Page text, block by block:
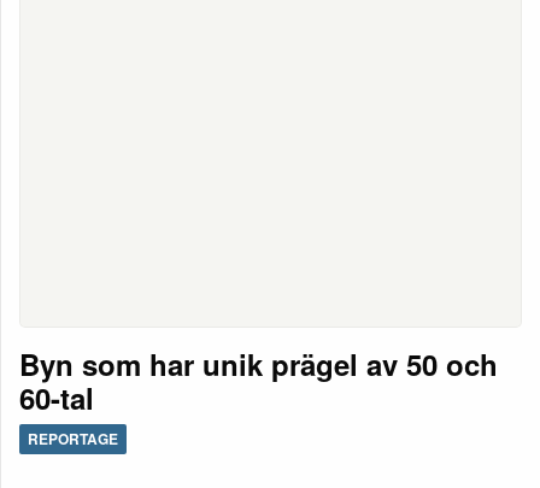
Byn som har unik prägel av 50 och
60-tal
REPORTAGE